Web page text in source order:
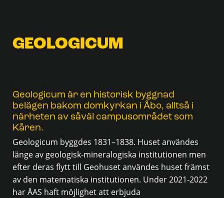
GEOLOGICUM
Geologicum är en historisk byggnad
belägen bakom domkyrkan i Åbo, alltså i
närheten av såväl campusområdet som
Kåren.
Geologicum byggdes 1831–1838. Huset användes
länge av geologisk-mineralogiska institutionen men
efter deras flytt till Geohuset användes huset främst
av den matematiska institutionen. Under 2021-2022
har ÅAS haft möjlighet att erbjuda